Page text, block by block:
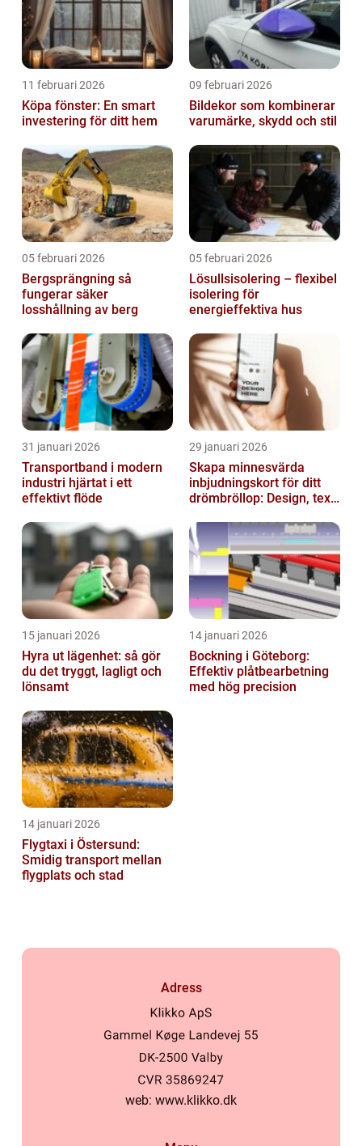
11 februari 2026
Köpa fönster: En smart
investering för ditt hem
09 februari 2026
Bildekor som kombinerar
varumärke, skydd och stil
05 februari 2026
Bergsprängning så
fungerar säker
losshållning av berg
05 februari 2026
Lösullsisolering – flexibel
isolering för
energieffektiva hus
31 januari 2026
Transportband i modern
industri hjärtat i ett
effektivt flöde
29 januari 2026
Skapa minnesvärda
inbjudningskort för ditt
drömbröllop: Design, text
15 januari 2026
Hyra ut lägenhet: så gör
du det tryggt, lagligt och
lönsamt
14 januari 2026
Bockning i Göteborg:
Effektiv plåtbearbetning
med hög precision
14 januari 2026
Flygtaxi i Östersund:
Smidig transport mellan
flygplats och stad
Adress
web: www.klikko.dk